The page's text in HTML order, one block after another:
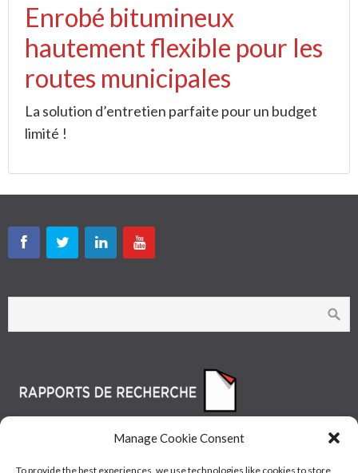
Manage Cookie Consent
To provide the best experiences, we use technologies like cookies to store
Enrobé bitumineux
hautement flexible pour les
routes municipales
La solution d’entretien parfaite pour un budget
limité !